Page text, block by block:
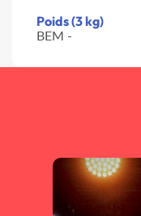
Poids (3 kg)
BEM -